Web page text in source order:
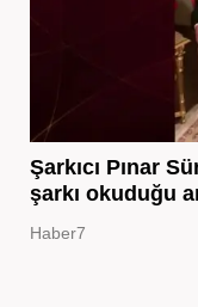
Şarkıcı Pınar
şarkı okuduğu
Haber7